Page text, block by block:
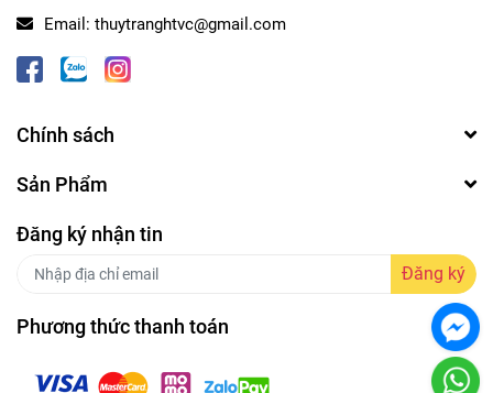
Email: thuytranghtvc@gmail.com
Chính sách
Sản Phẩm
Đăng ký nhận tin
Đăng ký
Phương thức thanh toán